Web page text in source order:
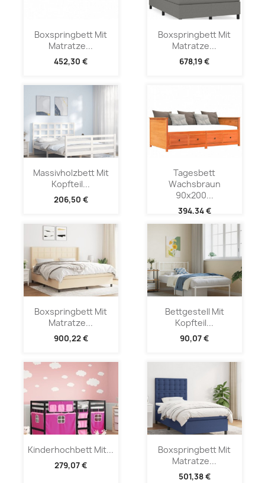
Boxspringbett Mit
Matratze...
452,30 €
Boxspringbett Mit
Matratze...
678,19 €
Massivholzbett Mit
Kopfteil...
206,50 €
Tagesbett
Wachsbraun
90x200...
394,34 €
Boxspringbett Mit
Matratze...
900,22 €
Bettgestell Mit
Kopfteil...
90,07 €
Kinderhochbett Mit...
279,07 €
Boxspringbett Mit
Matratze...
501,38 €